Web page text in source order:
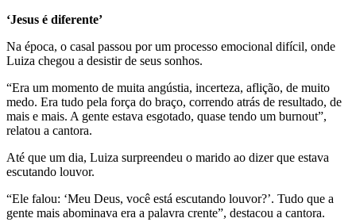
‘Jesus é diferente’
Na época, o casal passou por um processo emocional difícil, onde
Luiza chegou a desistir de seus sonhos.
“Era um momento de muita angústia, incerteza, aflição, de muito
medo. Era tudo pela força do braço, correndo atrás de resultado, de
mais e mais. A gente estava esgotado, quase tendo um burnout”,
relatou a cantora.
Até que um dia, Luiza surpreendeu o marido ao dizer que estava
escutando louvor.
“Ele falou: ‘Meu Deus, você está escutando louvor?’. Tudo que a
gente mais abominava era a palavra crente”, destacou a cantora.